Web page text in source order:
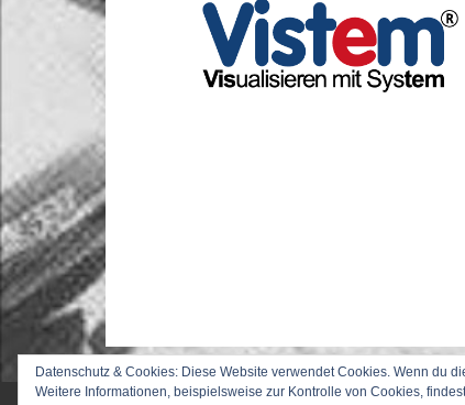
Datenschutz & Cookies: Diese Website verwendet Cookies. Wenn du
Weitere Informationen, beispielsweise zur Kontrolle von Cookies,